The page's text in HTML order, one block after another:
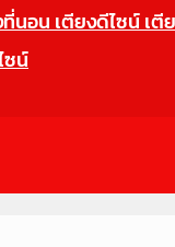
นอน เตียงดีไซน์ เตี
ซน์